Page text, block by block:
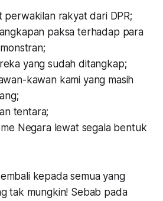
perwakilan rakyat dari DPR;
paksa terhadap para
yang sudah ditangkap;
kawan kami yang masih
tentara;
Negara lewat segala bentuk
kepada semua yang
tak mungkin! Sebab pada